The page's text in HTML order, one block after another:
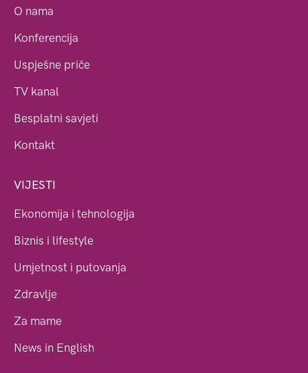
O nama
Konferencija
Uspješne priče
TV kanal
Besplatni savjeti
Kontakt
VIJESTI
Ekonomija i tehnologija
Biznis i lifestyle
Umjetnost i putovanja
Zdravlje
Za mame
News in English